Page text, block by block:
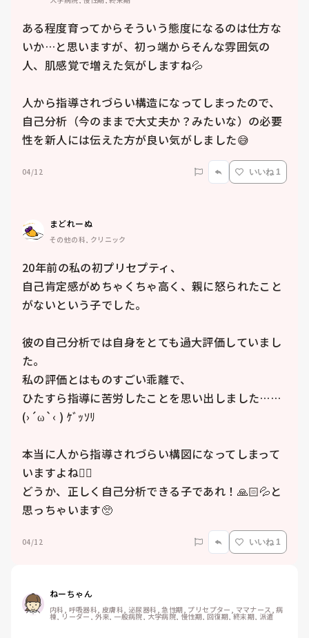
ある程度育ってからそういう態度になるのは仕方な
いか…と思いますが、初っ端からそんな雰囲気の
人、肌感覚で増えた気がしますね💦
人から指導されづらい構造になってしまったので、
自己分析（今のままで大丈夫か？みたいな）の必要
性を新人には伝えた方が良い気がしました😅
04/12 いいね 1
まどれーぬ
その他の科, クリニック
20年前の私の初プリセプティ、
自己肯定感がめちゃくちゃ高く、親に怒られたこと
がないという子でした。
彼の自己分析では自身をとても過大評価していまし
た。
私の評価とはものすごい乖離で、
ひたすら指導に苦労したことを思い出しました……
(›´ω`‹ ) ｹﾞｯｿﾘ
本当に人から指導されづらい構図になってしまって
いますよね😮‍💨
どうか、正しく自己分析できる子であれ！🙏🏻💦と
思っちゃいます🥺
04/12 いいね 1
ねーちゃん
内科, 呼吸器科, 皮膚科, 泌尿器科, 急性期, プリセプター, ママナース, 病
棟, リーダー, 外来, 一般病院, 大学病院, 慢性期, 回復期, 終末期, 派遣